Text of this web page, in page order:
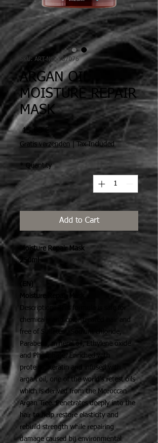
SKU: ART-NO. 187076
ARGAN OIL
MOISTURE REPAIR
MASK
Price
Tax Included
Gratis verzenden
Quantity
*
Add to Cart
Moisture Repair Mask
250ml
(EN)
Moisture Repair Mask
Description: This formula is safe for
chemically and color treated hair and
free of Sulfates , Sodium chloride,
Parabens, mineral oil, Ethylene oxide
and Phosphate. Enriched with
proteins, keratin and infused with
argan oil, one of the world's retest oils
which is derived from the Moroccan
Argan Tree. Penetrates deeply into the
hair to help restore elasticity and
rebuild strength while repairing
damage caused bij environmental